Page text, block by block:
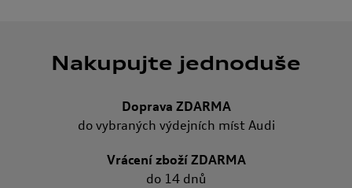
Nakupujte jednoduše
Doprava ZDARMA
do vybraných výdejních míst Audi
Vrácení zboží ZDARMA
do 14 dnů